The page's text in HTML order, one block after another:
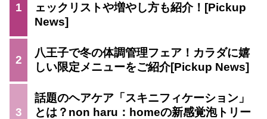
1
ェックリストや増やし方も紹介！
2
八王子で冬の体調管理フェア！カラダに嬉
しい限定メニューをご紹介
3
話題のヘアケア「スキニフィケーション」
とは？non haru：homeの新感覚泡トリー